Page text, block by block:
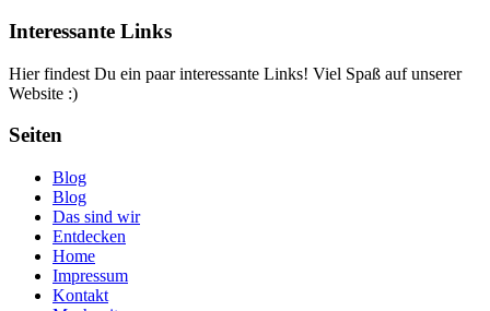
Interessante Links
Hier findest Du ein paar interessante Links! Viel Spaß auf unserer
Website :)
Seiten
Blog
Blog
Das sind wir
Entdecken
Home
Impressum
Kontakt